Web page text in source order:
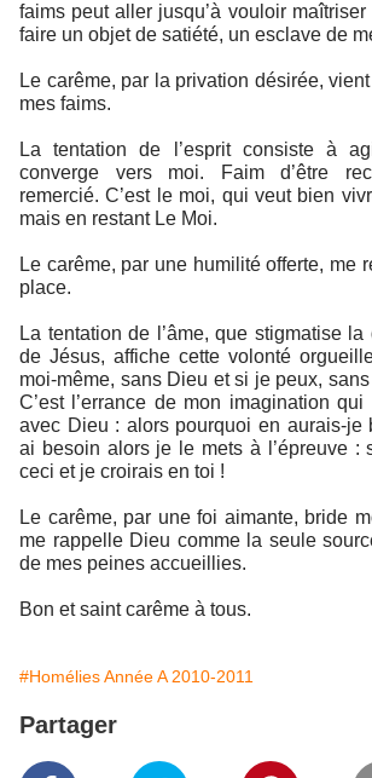
faims peut aller jusqu’à vouloir maîtriser
faire un objet de satiété, un esclave de
Le carême, par la privation désirée,
mes faims.
La tentation de l’esprit consiste à
converge vers moi. Faim d’être
remercié. C’est le moi, qui veut bien
mais en restant Le Moi.
Le carême, par une humilité offerte, me
place.
La tentation de l’âme, que stigmatise la
de Jésus, affiche cette volonté
moi-même, sans Dieu et si je peux, sans
C’est l’errance de mon imagination
avec Dieu : alors pourquoi en aurais-je
ai besoin alors je le mets à l’épreuve :
ceci et je croirais en toi !
Le carême, par une foi aimante, bride
me rappelle Dieu comme la seule
de mes peines accueillies.
Bon et saint carême à tous.
#Homélies Année A 2010-2011
Partager